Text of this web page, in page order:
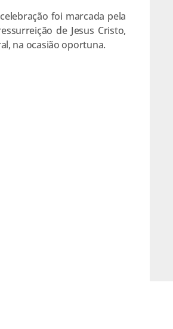
foi marcada pela
de Jesus Cristo,
na ocasião oportuna.